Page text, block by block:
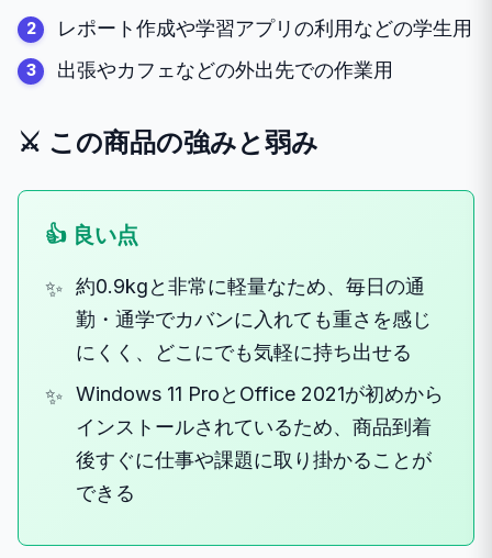
レポート作成や学習アプリの利用などの学生用
出張やカフェなどの外出先での作業用
⚔️ この商品の強みと弱み
👍 良い点
約0.9kgと非常に軽量なため、毎日の通
勤・通学でカバンに入れても重さを感じ
にくく、どこにでも気軽に持ち出せる
Windows 11 ProとOffice 2021が初めから
インストールされているため、商品到着
後すぐに仕事や課題に取り掛かることが
できる